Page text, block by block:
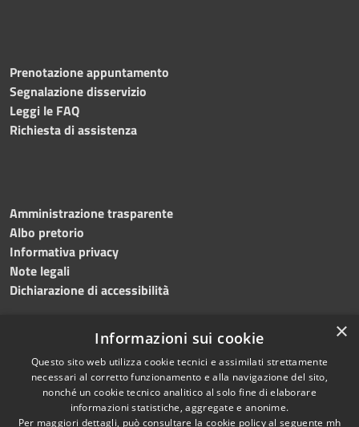
Prenotazione appuntamento
Segnalazione disservizio
Leggi le FAQ
Richiesta di assistenza
Amministrazione trasparente
Albo pretorio
Informativa privacy
Note legali
Dichiarazione di accessibilità
Copyright © 2026 • Comune di
×
Informazioni sui cookie
Questo sito web utilizza cookie tecnici e assimilati strettamente
necessari al corretto funzionamento e alla navigazione del sito,
nonché un cookie tecnico analitico al solo fine di elaborare
informazioni statistiche, aggregate e anonime.
Per maggiori dettagli, può consultare la cookie policy al seguente mh